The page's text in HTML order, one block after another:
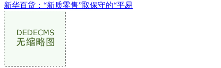
新华百货：“新质零售”取保守的“平易